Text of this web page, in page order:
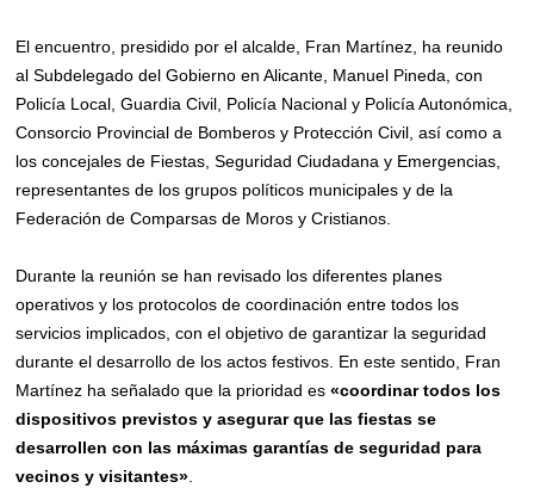
El encuentro, presidido por el alcalde, Fran Martínez, ha reunido
al Subdelegado del Gobierno en Alicante, Manuel Pineda, con
Policía Local, Guardia Civil, Policía Nacional y Policía Autonómica,
Consorcio Provincial de Bomberos y Protección Civil, así como a
los concejales de Fiestas, Seguridad Ciudadana y Emergencias,
representantes de los grupos políticos municipales y de la
Federación de Comparsas de Moros y Cristianos.
Durante la reunión se han revisado los diferentes planes
operativos y los protocolos de coordinación entre todos los
servicios implicados, con el objetivo de garantizar la seguridad
durante el desarrollo de los actos festivos. En este sentido, Fran
Martínez ha señalado que la prioridad es«coordinar todos los
dispositivos previstos yasegurarque las fiestas se
desarrollen con las máximas garantías de seguridad para
vecinos y visitantes»